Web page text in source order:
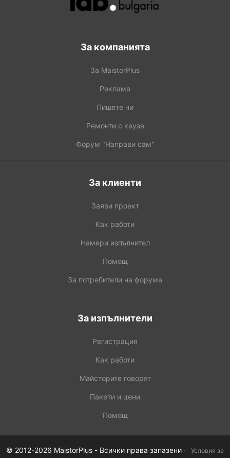
За компанията
За MaistorPlus
Реклама
Пишете ни
Ремонти с кауза
Форум "Направи сам"
За клиенти
Заяви проект
Как работи
Намери изпълнител
Помощ
За потребители на форума
За изпълнители
Регистрация
Как работи
Майсторите говорят
Пакети и цени
Помощ
© 2012-2026 MaistorPlus - Всички права запазени · Условия за